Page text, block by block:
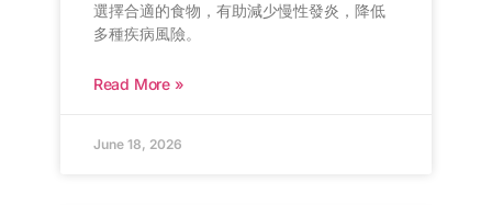
選擇合適的食物，有助減少慢性發炎，降低
多種疾病風險。
Read More »
June 18, 2026